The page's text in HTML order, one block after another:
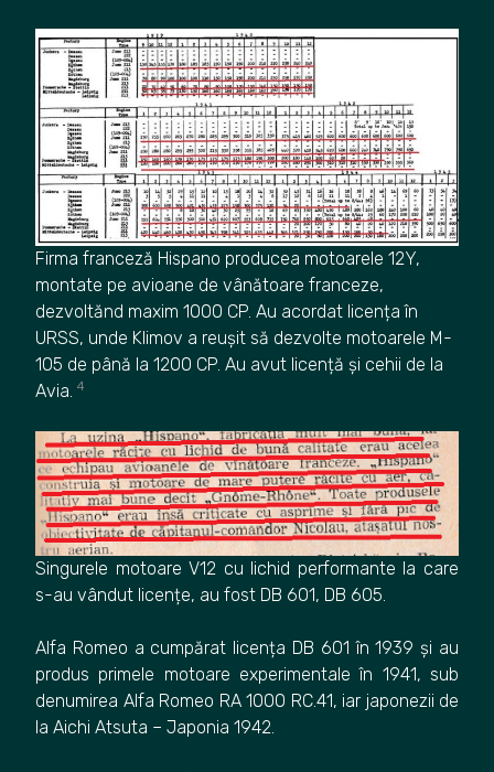
Firma franceză Hispano producea motoarele 12Y,
montate pe avioane de vânătoare franceze,
dezvoltănd maxim 1000 CP. Au acordat licența în
URSS, unde Klimov a reușit să dezvolte motoarele M-
105 de până la 1200 CP. Au avut licență și cehii de la
Avia. 4
Singurele motoare V12 cu lichid performante la care
s-au vândut licențe, au fost DB 601, DB 605.
Alfa Romeo a cumpărat licența DB 601 în 1939 și au
produs primele motoare experimentale în 1941, sub
denumirea Alfa Romeo RA 1000 RC.41, iar japonezii de
la Aichi Atsuta – Japonia 1942.